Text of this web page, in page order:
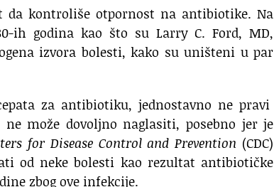
da kontroliše otpornost na antibiotike. Na
ih godina kao što su Larry C. Ford, MD,
izvora bolesti, kako su uništeni u par
za antibiotiku, jednostavno ne pravi
može dovoljno naglasiti, posebno jer je
for Disease Control and Prevention (CDC)
od neke bolesti kao rezultat antibiotičke
zbog ove infekcije.